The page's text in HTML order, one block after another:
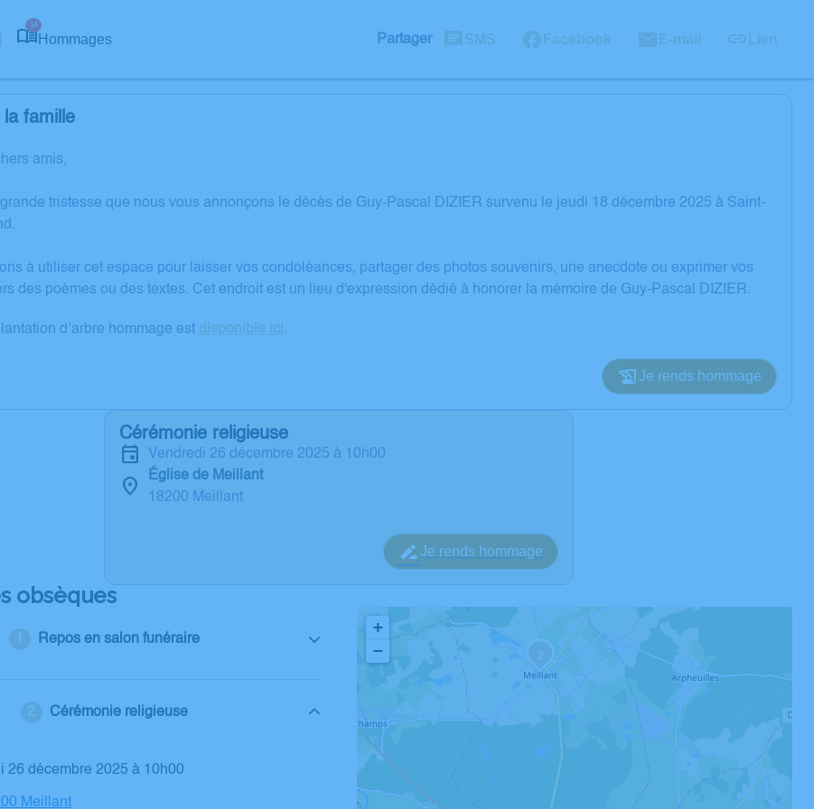
14
Hommages Partager SMS Facebook E-mail Lien
famille
amis,
grande tristesse que nous vous annonçons le décès de Guy-Pascal DIZIER survenu le jeudi 18 décembre 2025 à Saint-
à utiliser cet espace pour laisser vos condoléances, partager des photos souvenirs, une anecdote ou exprimer vos
des poèmes ou des textes. Cet endroit est un lieu d'expression dédié à honorer la mémoire de Guy-Pascal DIZIER.
d’arbre hommage est disponible ici .
Je rends hommage
Cérémonie religieuse
vendredi 26 décembre 2025 à 10h00
Église de Meillant
18200 Meillant
Je rends hommage
obsèques
Repos en salon funéraire
Cérémonie religieuse
26 décembre 2025 à 10h00
Meillant
2
3
+
−